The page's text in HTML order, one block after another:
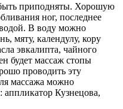
приподняты. Хорошую
ног, последнее
В воду можно
мяту, календулу, кору
эвкалипта, чайного
будет массаж стопы
проводить эту
массажа можно
аппликатор Кузнецова,